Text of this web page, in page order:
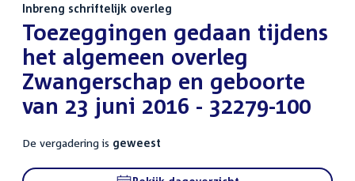
Inbreng schriftelijk overleg
:Toezeggingen gedaan tijdens
het algemeen overleg
Zwangerschap en geboorte
van 23 juni 2016 - 32279-100
De vergadering is geweest